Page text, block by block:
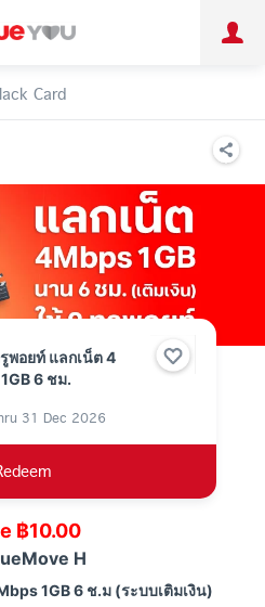
พอยท์ แลกเน็ต 4
6 ชม.
31 Dec 2026
฿10.00
H
1GB 6 ช.ม (ระบบเติมเงิน)